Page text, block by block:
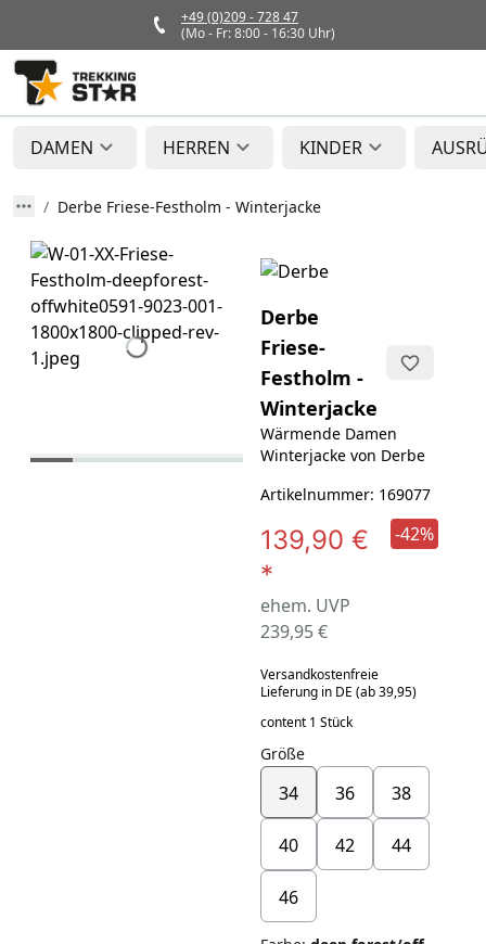
+49 (0)209 - 728 47
(Mo - Fr: 8:00 - 16:30 Uhr)
DAMEN HERREN KINDER
Derbe Friese-Festholm - Winterjacke
Derbe
Friese-
Festholm -
Winterjacke
Wärmende Damen
Winterjacke von Derbe
Artikelnummer: 169077
139,90 €
*
ehem. UVP
239,95 €
-42%
Versandkostenfreie
Lieferung in DE (ab 39,95)
content 1 Stück
Größe
34 36 38
40 42 44
46